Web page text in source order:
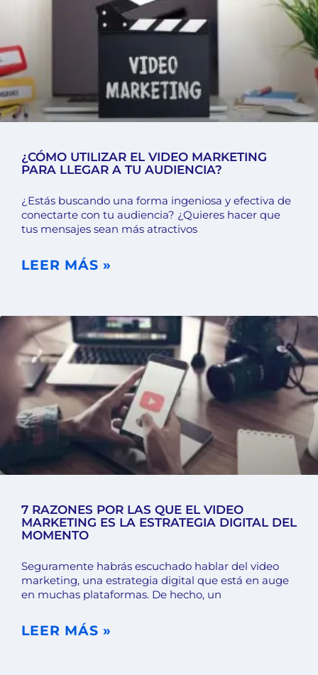
¿CÓMO UTILIZAR EL VIDEO MARKETING
PARA LLEGAR A TU AUDIENCIA?
¿Estás buscando una forma ingeniosa y efectiva de
conectarte con tu audiencia? ¿Quieres hacer que
tus mensajes sean más atractivos
LEER MÁS »
7 RAZONES POR LAS QUE EL VIDEO
MARKETING ES LA ESTRATEGIA DIGITAL DEL
MOMENTO
Seguramente habrás escuchado hablar del video
marketing, una estrategia digital que está en auge
en muchas plataformas. De hecho, un
LEER MÁS »